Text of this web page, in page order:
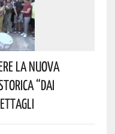
La Nuova
“Dai